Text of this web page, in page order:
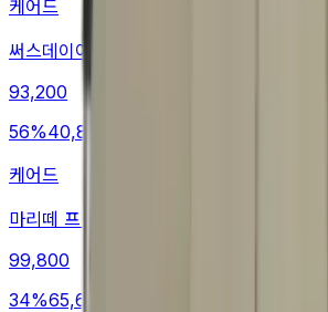
케어드
써스데이아일랜드 롱스커트
93,200
56%40,800
케어드
마리떼 프랑소와 저버 청바지
99,800
34%65,600